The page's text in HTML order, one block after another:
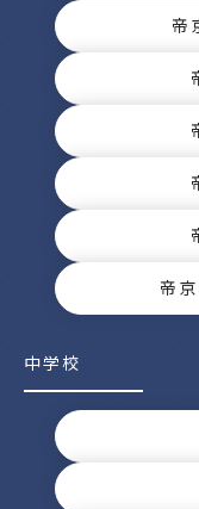
帝
帝
中学校